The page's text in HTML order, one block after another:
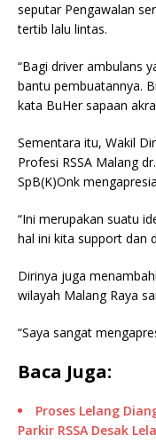
seputar Pengawalan
tertib lalu lintas.
“Bagi driver ambulans
bantu pembuatannya.
kata BuHer sapaan
Sementara itu, Wakil
Profesi RSSA Malang
SpB(K)Onk
“Ini merupakan suatu
hal ini kita support dan
Dirinya juga
wilayah Malang Raya
“Saya sangat
Baca Juga:
Proses Lelang
Parkir RSSA Desak